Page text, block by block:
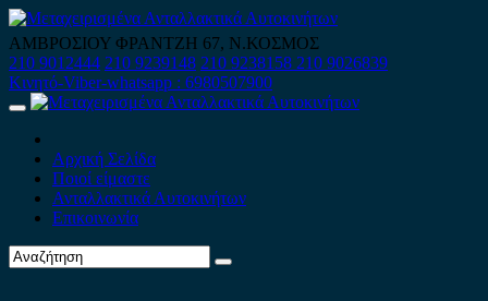
Skip
to
content
ΑΜΒΡΟΣΙΟΥ ΦΡΑΝΤΖΗ 67, Ν.ΚΟΣΜΟΣ
210 9012444 210 9239148 210 9238158 210 9026839
Κινητό-Viber-whatsapp : 6980507900
Primary
Αρχική Σελίδα
Ποιοί είμαστε
Ανταλλακτικά Αυτοκινήτων
Επικοινωνία